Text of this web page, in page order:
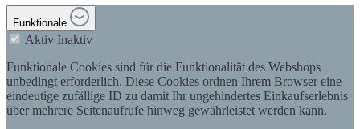
Funktionale
Aktiv Inaktiv
Funktionale Cookies sind für die Funktionalität des Webshops
unbedingt erforderlich. Diese Cookies ordnen Ihrem Browser eine
eindeutige zufällige ID zu damit Ihr ungehindertes Einkaufserlebnis
über mehrere Seitenaufrufe hinweg gewährleistet werden kann.